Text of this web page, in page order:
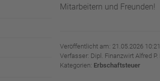
Mitarbeitern und Freunden!
Veröffentlicht am: 21.05.2026
Verfasser: Dipl. Finanzwirt Alfred P.
Kategorien: Erbschaftsteuer